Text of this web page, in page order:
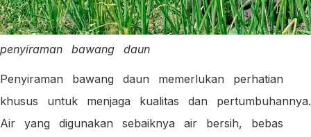
penyiraman bawang daun
Penyiraman bawang daun memerlukan perhatian
khusus untuk menjaga kualitas dan pertumbuhannya.
Air yang digunakan sebaiknya air bersih, bebas